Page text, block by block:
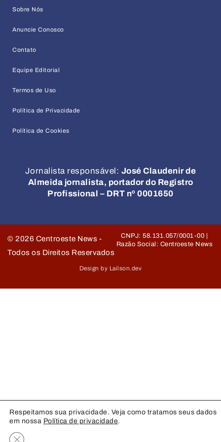
Sobre Nós
Anuncie Conosco
Contato
Equipe Editorial
Termos de Uso
Política de Privacidade
Política de Cookies
Jornalista responsável: José Claudenir de
Almeida jornalista, portador do Registro
Profissional – DRT nº 0001650
© 2026 Centroeste News -
Todos os Direitos Reservados
CNPJ: 58.131.057/0001-00 |
Razão Social: Centroeste News
Design by Lailson.dev
Respeitamos sua privacidade. Veja como tratamos seus dados
em nossa Política de privacidade.
Close GDPR Cookie Banner